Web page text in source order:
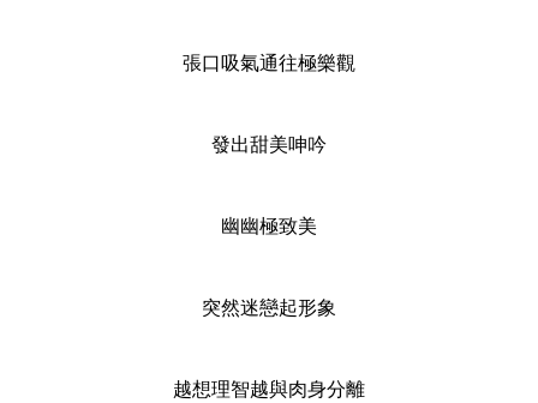
張口吸氣通往極樂觀
發出甜美呻吟
幽幽極致美
突然迷戀起形象
越想理智越與肉身分離